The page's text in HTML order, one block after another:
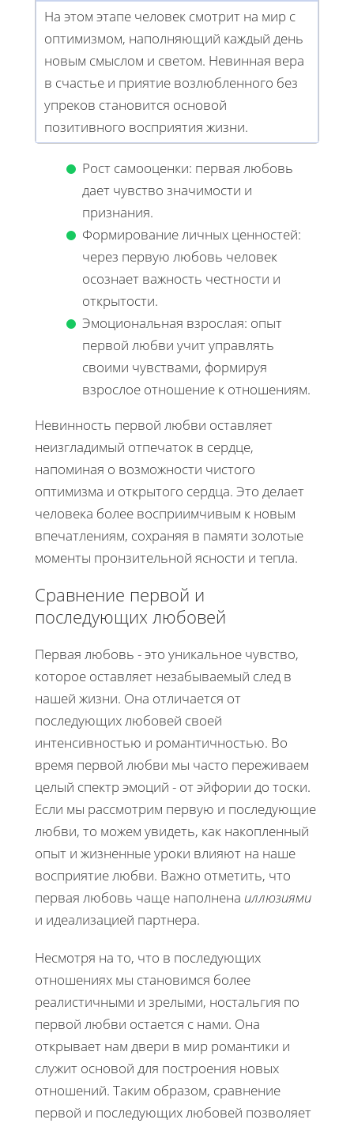
На этом этапе человек смотрит на мир с
оптимизмом, наполняющий каждый день
новым смыслом и светом. Невинная вера
в счастье и приятие возлюбленного без
упреков становится основой
позитивного восприятия жизни.
Рост самооценки: первая любовь
дает чувство значимости и
признания.
Формирование личных ценностей:
через первую любовь человек
осознает важность честности и
открытости.
Эмоциональная взрослая: опыт
первой любви учит управлять
своими чувствами, формируя
взрослое отношение к отношениям.
Невинность первой любви оставляет
неизгладимый отпечаток в сердце,
напоминая о возможности чистого
оптимизма и открытого сердца. Это делает
человека более восприимчивым к новым
впечатлениям, сохраняя в памяти золотые
моменты пронзительной ясности и тепла.
Сравнение первой и
последующих любовей
Первая любовь - это уникальное чувство,
которое оставляет незабываемый след в
нашей жизни. Она отличается от
последующих любовей своей
интенсивностью и романтичностью. Во
время первой любви мы часто переживаем
целый спектр эмоций - от эйфории до тоски.
Если мы рассмотрим первую и последующие
любви, то можем увидеть, как накопленный
опыт и жизненные уроки влияют на наше
восприятие любви. Важно отметить, что
первая любовь чаще наполнена иллюзиями
и идеализацией партнера.
Несмотря на то, что в последующих
отношениях мы становимся более
реалистичными и зрелыми, ностальгия по
первой любви остается с нами. Она
открывает нам двери в мир романтики и
служит основой для построения новых
отношений. Таким образом, сравнение
первой и последующих любовей позволяет